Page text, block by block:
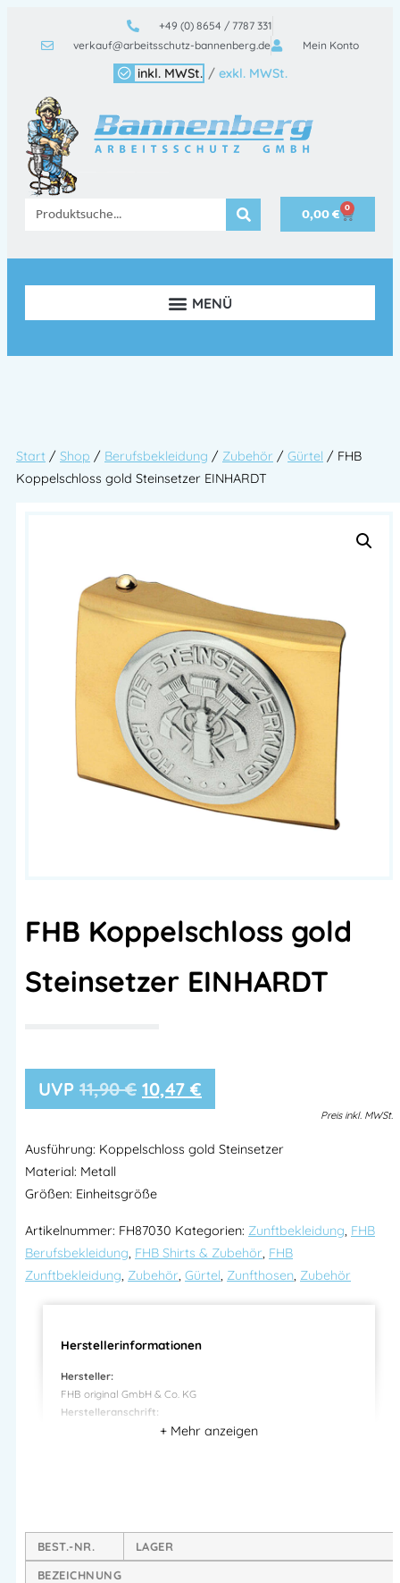
+49 (0) 8654 / 7787 331
verkauf@arbeitsschutz-bannenberg.de
Mein Konto
inkl. MWSt. / exkl. MWSt.
0,00€ 0
Start / Shop / Berufsbekleidung / Zubehör / Gürtel / FHB
Koppelschloss gold Steinsetzer EINHARDT
FHB Koppelschloss gold
Steinsetzer EINHARDT
11,90€ 10,47 €
Preis inkl. MWSt.
Ausführung: Koppelschloss gold Steinsetzer
Material: Metall
Größen: Einheitsgröße
Artikelnummer: FH87030 Kategorien: Zunftbekleidung, FHB
Berufsbekleidung, FHB Shirts & Zubehör, FHB
Zunftbekleidung, Zubehör, Gürtel, Zunfthosen, Zubehör
Herstellerinformationen
Hersteller:
FHB original GmbH & Co. KG
Herstelleranschrift:
BEST.-NR.
LAGER
BEZEICHNUNG